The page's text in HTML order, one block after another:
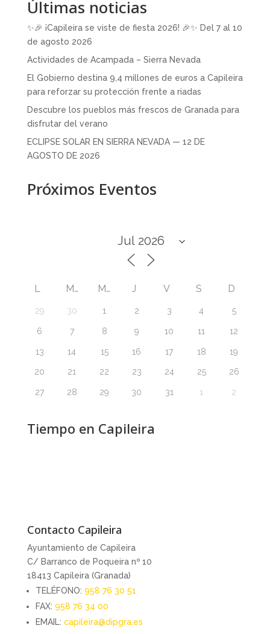
Últimas noticias
✨🎉 ¡Capileira se viste de fiesta 2026! 🎉✨ Del 7 al 10
de agosto 2026
Actividades de Acampada – Sierra Nevada
El Gobierno destina 9,4 millones de euros a Capileira
para reforzar su protección frente a riadas
Descubre los pueblos más frescos de Granada para
disfrutar del verano
ECLIPSE SOLAR EN SIERRA NEVADA — 12 DE
AGOSTO DE 2026
Próximos Eventos
L M M J V S D
29 30 1 2 3 4 5
6 7 8 9 10 11 12
13 14 15 16 17 18 19
20 21 22 23 24 25 26
27 28 29 30 31 1 2
Tiempo en Capileira
Contacto Capileira
Ayuntamiento de Capileira
C/ Barranco de Poqueira nº 10
18413 Capileira (Granada)
TELÉFONO: 958 76 30 51
FAX: 958 76 34 00
EMAIL: capileira@dipgra.es